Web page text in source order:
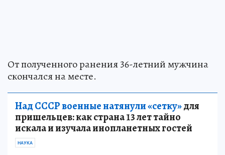
От полученного ранения 36-летний мужчина
скончался на месте.
Над СССР военные натянули «сетку»для
пришельцев: как страна 13 лет тайно
искала и изучала инопланетных гостей
НАУКА